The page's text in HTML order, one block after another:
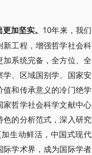
加坚实。 10年来，我们
工程，增强哲学社会科
系统完备，全方位、全
、区域国别学、国家安
和传承意义的冷门绝学
哲学社会科学文献中心
的分析范式，深入研究
生动鲜活，中国式现代
学术界，成为国际学者